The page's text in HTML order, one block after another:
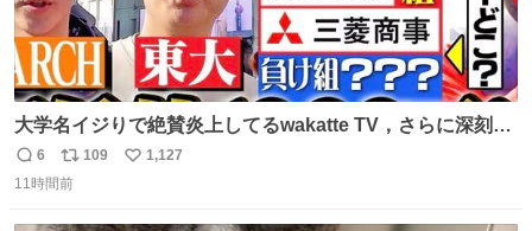
大学名イジりで絶賛炎上してるwakatte TV，さらに深刻な
問題はこっちでは？ ・都内の特定企業に入るのを極度に推
奨し，それ以外の地域で堅実に生きるのを周縁化する ・恋
返
信
6
リ
ポ
109
い
1,127
11時間前